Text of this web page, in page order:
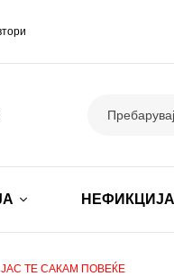
НЕФИКЦИЈА
ЈАС ТЕ САКАМ ПОВЕЌЕ